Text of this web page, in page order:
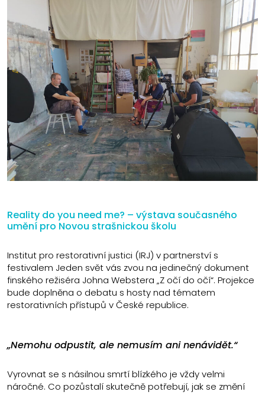
Reality do you need me? – výstava současného
umění pro Novou strašnickou školu
Institut pro restorativní justici (IRJ) v partnerství s
festivalem Jeden svět vás zvou na jedinečný dokument
finského režiséra Johna Webstera „Z očí do očí“. Projekce
bude doplněna o debatu s hosty nad tématem
restorativních přístupů v České republice.
„Nemohu odpustit, ale nemusím ani nenávidět.“
Vyrovnat se s násilnou smrtí blízkého je vždy velmi
náročné. Co pozůstalí skutečně potřebují, jak se změní